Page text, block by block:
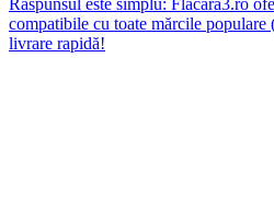
compatibile cu toate mărcile
livrare rapidă!